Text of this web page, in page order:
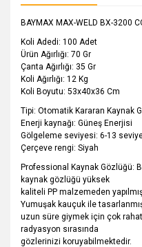
BAYMAX MAX-WELD BX-3200
Koli Adedi: 100 Adet
Ürün Ağırlığı: 70 Gr
Çanta Ağırlığı: 35 Gr
Koli Ağırlığı: 12 Kg
Koli Boyutu: 53x40x36 Cm
Tipi: Otomatik Kararan Kaynak
Enerji kaynağı: Güneş Enerjisi
Gölgeleme seviyesi: 6-13
Çerçeve rengi: Siyah
Professional Kaynak Gözlüğü:
kaynak gözlüğü yüksek
kaliteli PP malzemeden
Yumuşak kauçuk ile
uzun süre giymek için çok
radyasyon sırasında
gözlerinizi koruyabilmektedir.